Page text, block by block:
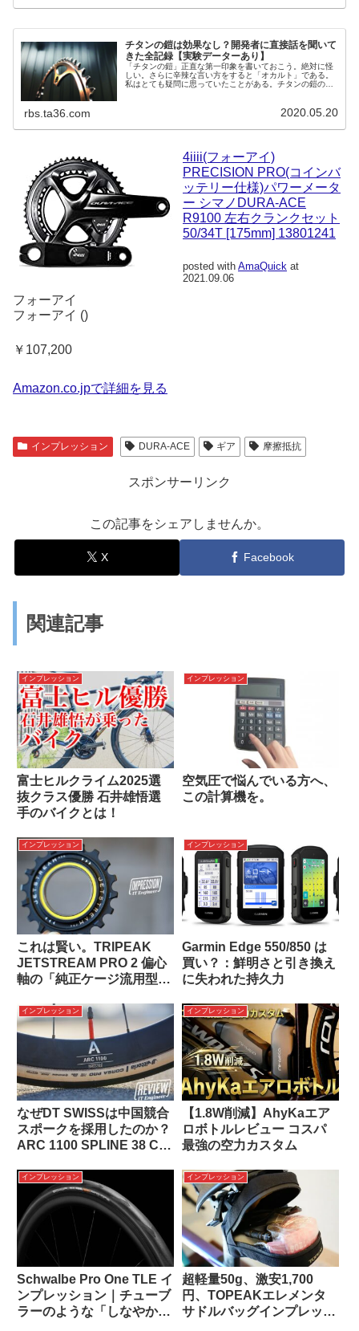
ない。2と3を...
チタンの鎧は効果なし？開発者に直接話を聞いて
きた全記録【実験データーあり】
「チタンの鎧」正直な第一印象を書いておこう。絶対に怪
しい。さらに辛辣な言い方をすると「オカルト」である。
私はとても疑問に思っていたことがある。チタンの鎧のリ
子」や「分子」そして「ファンデルワールス力」と突然叫
びだしたのである。と、とつぜん、どうなってしまったん
だ、自転車業界よ。はじめ「ファンデル...
rbs.ta36.com 2020.05.20
4iiii(フォーアイ)
PRECISION PRO(コインバ
ッテリー仕様)パワーメータ
ー シマノDURA-ACE
R9100 左右クランクセット
50/34T [175mm] 13801241
posted with AmaQuick at
2021.09.06
フォーアイ
フォーアイ ()
￥107,200
Amazon.co.jpで詳細を見る
インプレッション DURA-ACE ギア 摩擦抵抗
スポンサーリンク
この記事をシェアしませんか。
X Facebook
関連記事
インプレッション
富士ヒルクライム2025選
抜クラス優勝 石井雄悟選
手のバイクとは！
インプレッション
空気圧で悩んでいる方へ、
この計算機を。
インプレッション
これは賢い。TRIPEAK
JETSTREAM PRO 2 偏心
軸の「純正ケージ流用型ビ
インプレッション
Garmin Edge 550/850 は
買い？：鮮明さと引き換え
に失われた持久力
インプレッション
なぜDT SWISSは中国競合
スポークを採用したのか？
ARC 1100 SPLINE 38 CS
インプレッション
【1.8W削減】AhyKaエア
ロボトルレビュー コスパ
最強の空力カスタム
インプレッション
Schwalbe Pro One TLE イ
ンプレッション｜チューブ
ラーのような「しなやか
インプレッション
超軽量50g、激安1,700
円、TOPEAKエレメンタ
サドルバッグインプレッシ